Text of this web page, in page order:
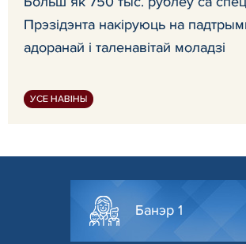
Прэзідэнта накіруюць на
адоранай і таленавітай моладзі
УСЕ НАВІНЫ
Банэр 1